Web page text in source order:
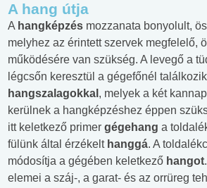
A hang útja
A hangképzés mozzanata bonyolult,
melyhez az érintett szervek megfelelő,
működésére van szükség. A levegő a
légcsőn keresztül a gégefőnél
hangszalagokkal , melyek a két
kerülnek a hangképzéshez éppen
itt keletkező primer gégehang a
fülünk által érzékelt hanggá. A
módosítja a gégében keletkező hangot
elemei a száj-, a garat- és az orrüreg